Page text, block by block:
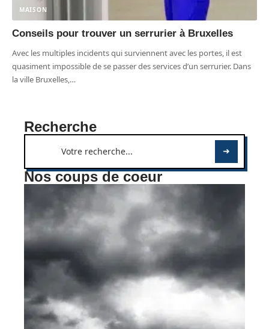
MAISON
Conseils pour trouver un serrurier à Bruxelles
Avec les multiples incidents qui surviennent avec les portes, il est
quasiment impossible de se passer des services d’un serrurier. Dans
la ville Bruxelles,…
Recherche
Nos coups de coeur